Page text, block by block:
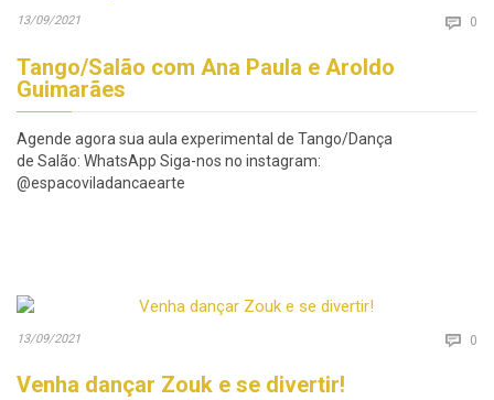
13/09/2021  0
Tango/Salão com Ana Paula e Aroldo
Guimarães
Agende agora sua aula experimental de Tango/Dança
de Salão: WhatsApp Siga-nos no instagram:
@espacoviladancaearte
13/09/2021  0
Venha dançar Zouk e se divertir!